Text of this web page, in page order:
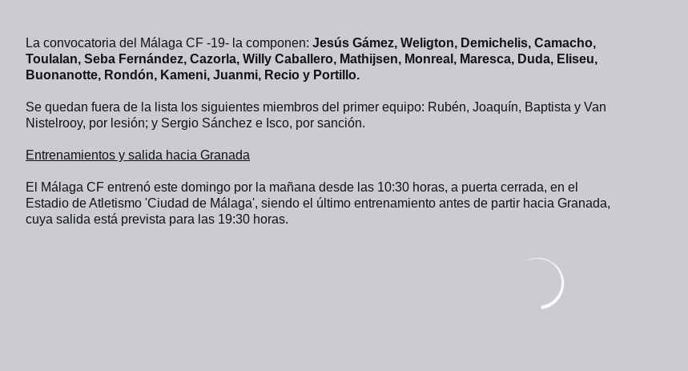
La convocatoria del Málaga CF -19- la componen: Jesús Gámez, Weligton, Demichelis, Camacho,
Toulalan, Seba Fernández, Cazorla, Willy Caballero, Mathijsen, Monreal, Maresca, Duda, Eliseu,
Buonanotte, Rondón, Kameni, Juanmi, Recio y Portillo.
Se quedan fuera de la lista los siguientes miembros del primer equipo: Rubén, Joaquín, Baptista y Van
Nistelrooy, por lesión; y Sergio Sánchez e Isco, por sanción.
Entrenamientos y salida hacia Granada
El Málaga CF entrenó este domingo por la mañana desde las 10:30 horas, a puerta cerrada, en el
Estadio de Atletismo 'Ciudad de Málaga', siendo el último entrenamiento antes de partir hacia Granada,
cuya salida está prevista para las 19:30 horas.